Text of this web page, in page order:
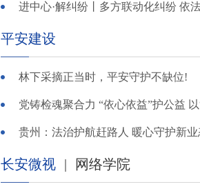
平安建设
林下采摘正当时，平安守护不缺位!
贵州：法治护航赶路人 暖心守护新业
长安微视 | 网络学院